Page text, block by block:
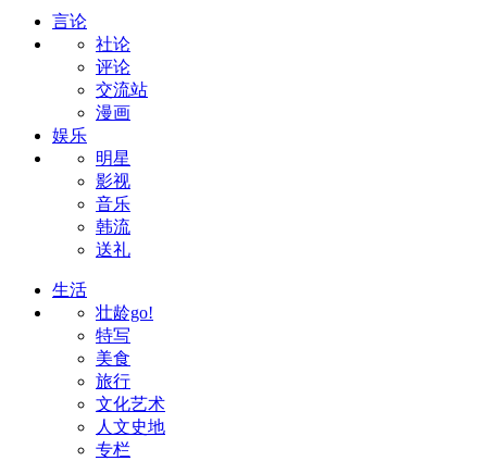
言论
社论
评论
交流站
漫画
娱乐
明星
影视
音乐
韩流
送礼
生活
壮龄go!
特写
美食
旅行
文化艺术
人文史地
专栏